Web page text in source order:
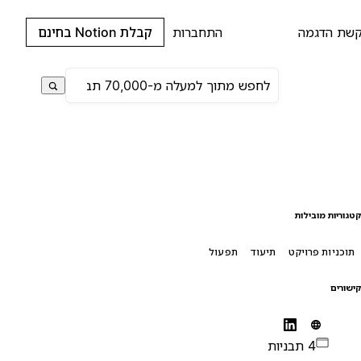
הדגמה התחברות קבלת Notion בחינם
קטגוריות מובילות
תוכניות פרויקט תיעוד תפעול
קישורים
4 תבניות